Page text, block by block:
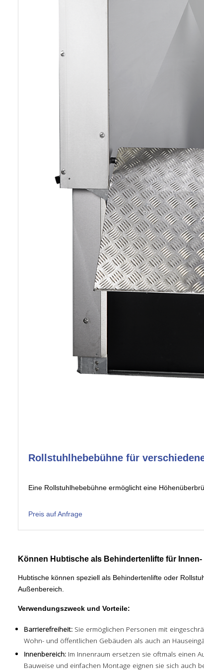
Rollstuhlhebebühne für
Eine Rollstuhlhebebühne ermöglicht eine
Preis auf Anfrage
Können Hubtische als Behindertenlifte für
Hubtische können speziell als Behindertenlifte oder
Außenbereich.
Verwendungszweck und Vorteile:
Barrierefreiheit: Sie ermöglichen Personen mit
Wohn- und öffentlichen Gebäuden als auch an
Innenbereich: Im Innenraum ersetzen sie oftmals einen
Bauweise und einfachen Montage eignen sie sich auch